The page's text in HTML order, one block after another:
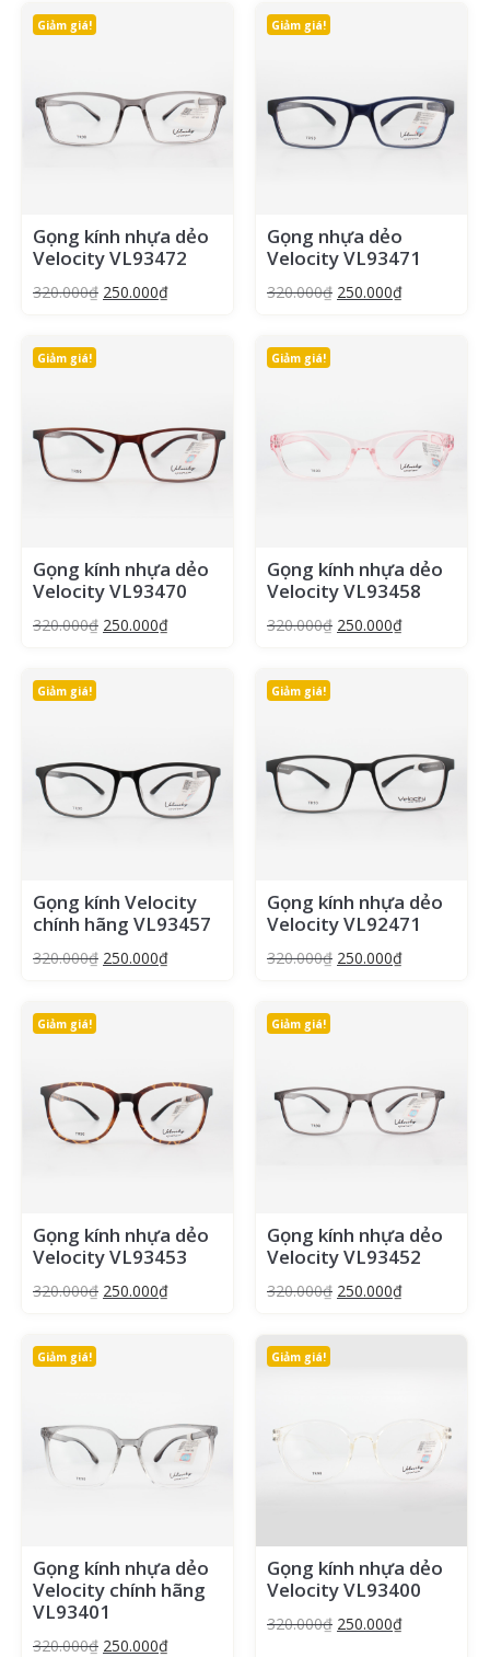
Giảm giá!
Gọng kính nhựa dẻo
Velocity VL93472
320.000₫ 250.000₫
Giảm giá!
Gọng nhựa dẻo
Velocity VL93471
320.000₫ 250.000₫
Giảm giá!
Gọng kính nhựa dẻo
Velocity VL93470
320.000₫ 250.000₫
Giảm giá!
Gọng kính nhựa dẻo
Velocity VL93458
320.000₫ 250.000₫
Giảm giá!
Gọng kính Velocity
chính hãng VL93457
320.000₫ 250.000₫
Giảm giá!
Gọng kính nhựa dẻo
Velocity VL92471
320.000₫ 250.000₫
Giảm giá!
Gọng kính nhựa dẻo
Velocity VL93453
320.000₫ 250.000₫
Giảm giá!
Gọng kính nhựa dẻo
Velocity VL93452
320.000₫ 250.000₫
Giảm giá!
Gọng kính nhựa dẻo
Velocity chính hãng
VL93401
320.000₫ 250.000₫
Giảm giá!
Gọng kính nhựa dẻo
Velocity VL93400
320.000₫ 250.000₫